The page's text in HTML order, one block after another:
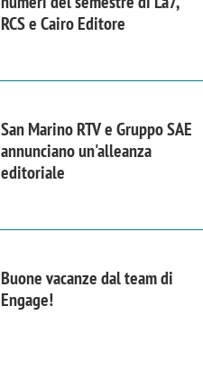
RCS e Cairo Editore
San Marino RTV e Gruppo SAE
annunciano un'alleanza
editoriale
Buone vacanze dal team di
Engage!